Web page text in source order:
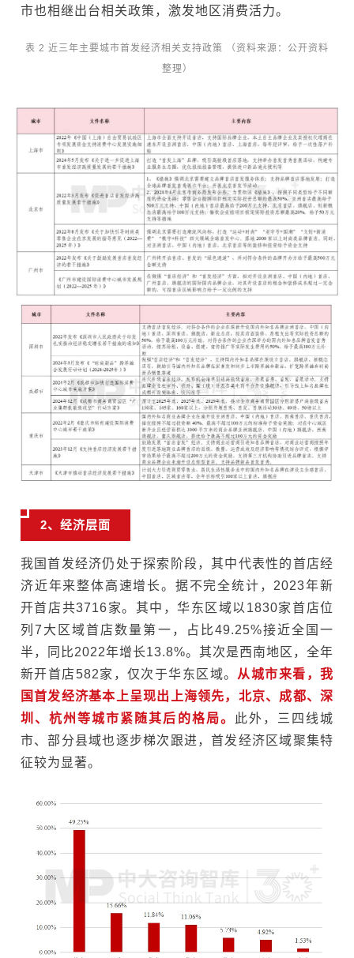
市也相继出台相关政策，激发地区消费活力。
表 2 近三年主要城市首发经济相关支持政策
（资料来源：公开资料
整理）
2、经济层面
我国首发经济仍处于探索阶段，其中代表性的首店经
济近年来整体高速增长。据不完全统计，2023年新
开首店共3716家。其中，华东区域以1830家首店位
列7大区域首店数量第一，占比49.25%接近全国一
半，同比2022年增长13.8%。其次是西南地区，全年
新开首店582家，仅次于华东区域。 从城市来看，我
国首发经济基本上呈现出上海领先，北京、成都、深
圳、杭州等城市紧随其后的格局。
此外，三四线城
市、部分县域也逐步梯次跟进，首发经济区域聚集特
征较为显著。